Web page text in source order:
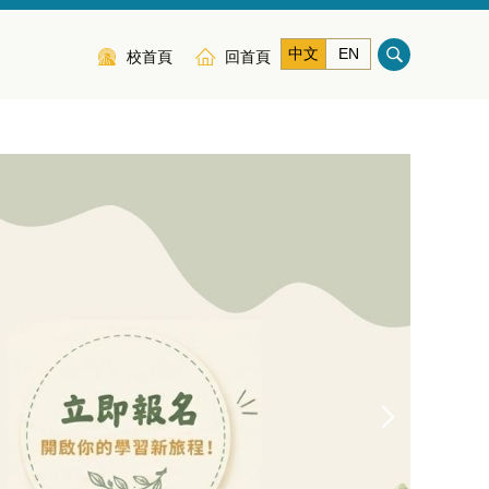
校首頁 回首頁 中文 EN